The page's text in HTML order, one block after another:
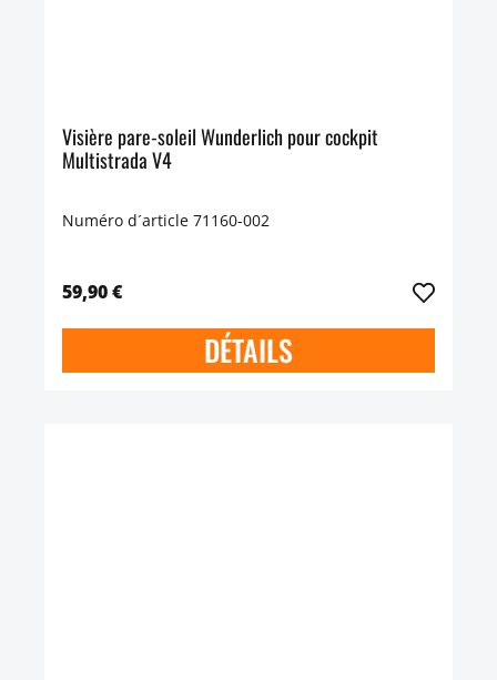
Visière pare-soleil Wunderlich pour cockpit
Multistrada V4
Numéro d´article 71160-002
59,90 €
DÉTAILS